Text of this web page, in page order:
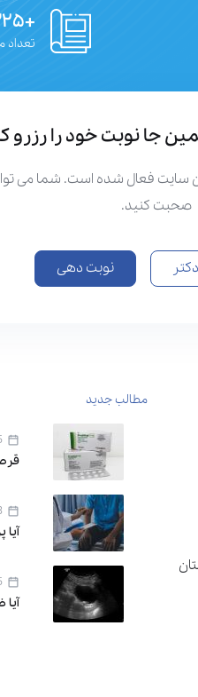
+۳۲۵
تعداد
جا نوبت خود را رزرو
فعال شده است. شما می
صحبت کنید.
نوبت دهی
مطالب جدید
قرص
3